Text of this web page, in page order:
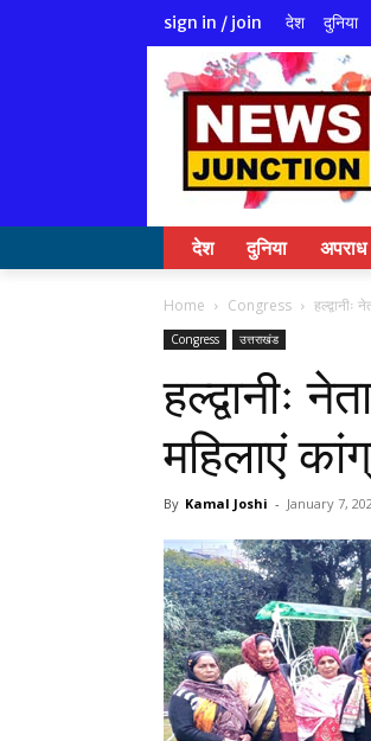
sign in / join देश दुनिया
देश दुनिया अपराध
Home Congress हल्द्वानीः
Congress उत्तराखंड
हल्द्वानीः
महिलाएं
By Kamal Joshi - January 7,